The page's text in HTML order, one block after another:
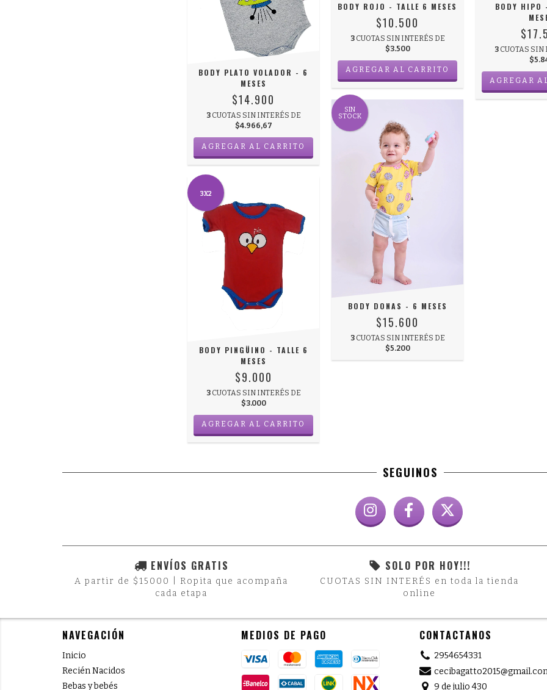
BODY PLATO VOLADOR - 6
MESES
$14.900
3 CUOTAS SIN INTERÉS DE
$4.966,67
AGREGAR AL CARRITO
BODY ROJO - TALLE 6 MESES
$10.500
3 CUOTAS SIN INTERÉS DE
$3.500
AGREGAR AL CARRITO
BODY HIPO
3 CUOTAS SIN
AGREGAR
3X2
BODY PINGÜINO - TALLE 6
MESES
$9.000
3 CUOTAS SIN INTERÉS DE
$3.000
AGREGAR AL CARRITO
SIN
STOCK
BODY DONAS - 6 MESES
$15.600
3 CUOTAS SIN INTERÉS DE
$5.200
SEGUINOS
ENVÍOS GRATIS
A partir de $15000 | Ropita que acompaña
cada etapa
SOLO POR HOY!!!
CUOTAS SIN INTERÉS en toda la tienda
online
NAVEGACIÓN
Inicio
Recién Nacidos
Bebas y bebés
MEDIOS DE PAGO CONTACTANOS
2954654331
9 de julio 430